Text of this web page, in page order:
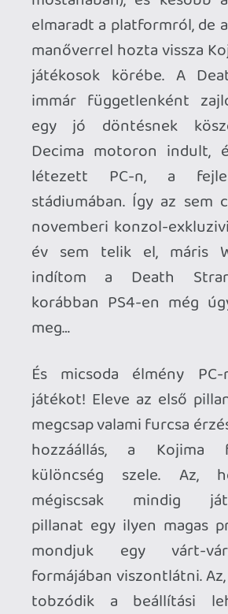
magyarul beszél, és az Xbox
egyből fogadja. Hiába na, nem a
átiratok döcögős korában élünk…
ahogy elindul a játék, ahogy átváltunk
izlandi fotókból a tényleges
átvezetőbe, ott leesik az áll.
tovább gurul és az erkélyről is
még pár emeletet lefele…
A definitív PC-s kiadásnak ugyanis
egy nagyon nagy fegyverténye. Ez
az NVIDIA DLSS, mégpedig a
kell. A konvencionális alap
finom módon variálják a játék
de alapvetően nem lehet
elcsúfítani a Death Stranding-et.
program base PS4-en is jól nézett ki,
hogy az opciótengerben egy
minden szebb bír lenni, mint a
változat esetében, és erre rájön
csoda algoritmus. 4K-ban
DLSS fel van tolva „minőségi”
és egyszerűen nincs rece, nincs
képernyőn. Nem látod az
szakáll és a szemöldök nem
egymásra lógó fűszálaknál nincs
Majdnem hogy olyan a látvány,
ember egy renderelt videót nézne,
supersampling korai módszerei
alkotott „bullshot” képeket